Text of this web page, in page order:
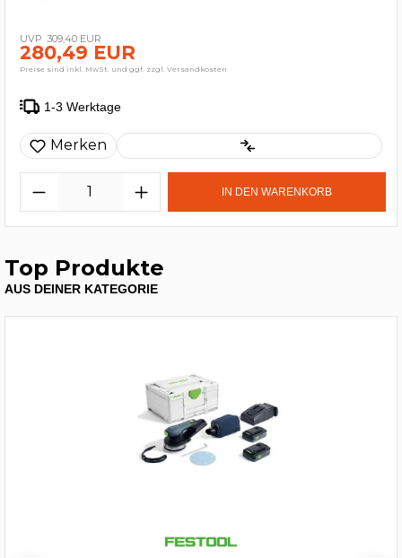
309,40 EUR
280,49 EUR
Preise sind inkl. MwSt. und ggf. zzgl. Versandkosten
1-3 Werktage
Merken
IN DEN WARENKORB
Top Produkte
AUS DEINER KATEGORIE